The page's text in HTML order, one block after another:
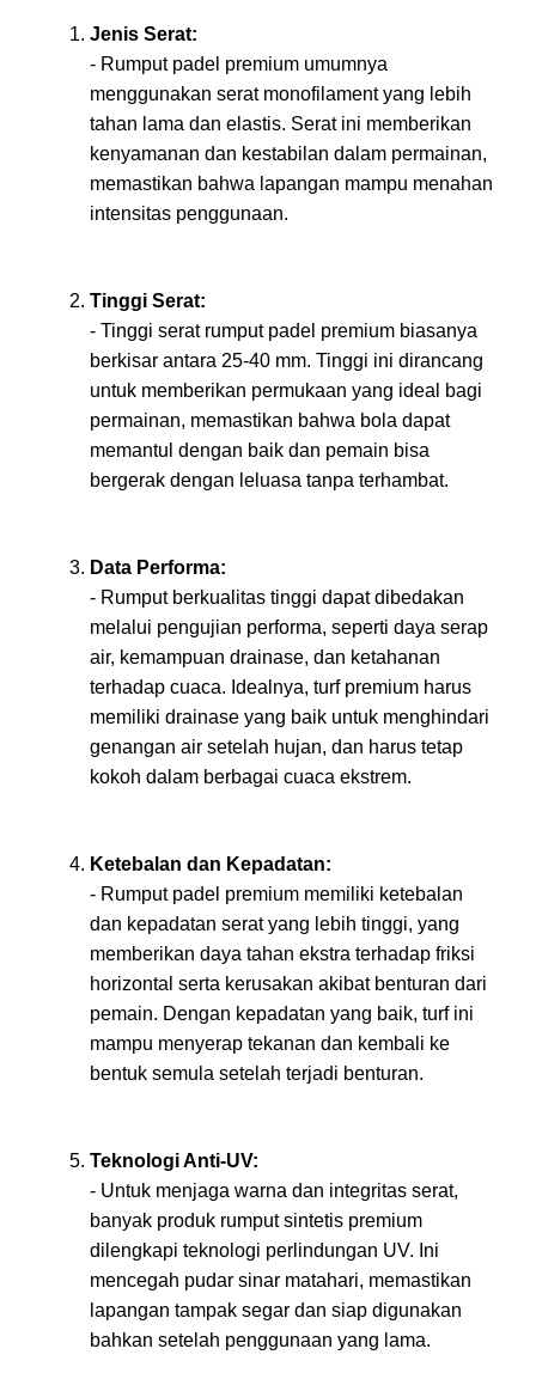
Jenis Serat:
- Rumput padel premium umumnya
menggunakan serat monofilament yang lebih
tahan lama dan elastis. Serat ini memberikan
kenyamanan dan kestabilan dalam permainan,
memastikan bahwa lapangan mampu menahan
intensitas penggunaan.
Tinggi Serat:
- Tinggi serat rumput padel premium biasanya
berkisar antara 25-40 mm. Tinggi ini dirancang
untuk memberikan permukaan yang ideal bagi
permainan, memastikan bahwa bola dapat
memantul dengan baik dan pemain bisa
bergerak dengan leluasa tanpa terhambat.
Data Performa:
- Rumput berkualitas tinggi dapat dibedakan
melalui pengujian performa, seperti daya serap
air, kemampuan drainase, dan ketahanan
terhadap cuaca. Idealnya, turf premium harus
memiliki drainase yang baik untuk menghindari
genangan air setelah hujan, dan harus tetap
kokoh dalam berbagai cuaca ekstrem.
Ketebalan dan Kepadatan:
- Rumput padel premium memiliki ketebalan
dan kepadatan serat yang lebih tinggi, yang
memberikan daya tahan ekstra terhadap friksi
horizontal serta kerusakan akibat benturan dari
pemain. Dengan kepadatan yang baik, turf ini
mampu menyerap tekanan dan kembali ke
bentuk semula setelah terjadi benturan.
Teknologi Anti-UV:
- Untuk menjaga warna dan integritas serat,
banyak produk rumput sintetis premium
dilengkapi teknologi perlindungan UV. Ini
mencegah pudar sinar matahari, memastikan
lapangan tampak segar dan siap digunakan
bahkan setelah penggunaan yang lama.